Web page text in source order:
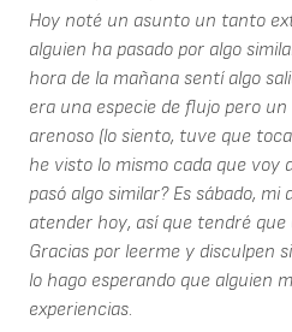
Hoy noté un asunto un tanto
alguien ha pasado por algo
hora de la mañana sentí algo
era una especie de flujo pero
arenoso (lo siento, tuve que
he visto lo mismo cada que voy
pasó algo similar? Es sábado,
atender hoy, así que tendré que
Gracias por leerme y disculpen
lo hago esperando que alguien
experiencias.